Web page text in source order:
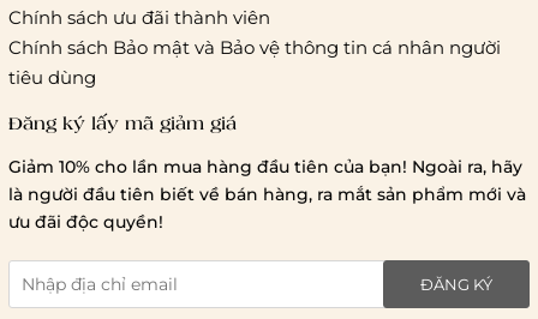
Hà Nội và các tỉnh thành khá
Lưu ý chung về chính sách vận chuyển
1 triệu đồng
giao hàng trong ngày
giao hàng tiêu chuẩn
miễn phí ship
toàn quốc.
Chính sách ưu đãi thành viên
Chính sách Bảo mật và Bảo vệ thông tin cá nhân người
tiêu dùng
Đăng ký lấy mã giảm giá
Giảm 10% cho lần mua hàng đầu tiên của bạn! Ngoài ra, hãy
là người đầu tiên biết về bán hàng, ra mắt sản phẩm mới và
ưu đãi độc quyền!
ĐĂNG KÝ